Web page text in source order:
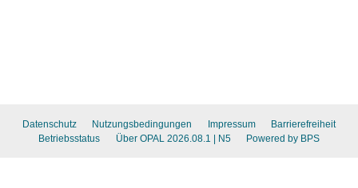
Datenschutz Nutzungsbedingungen Impressum
Barrierefreiheit
Betriebsstatus
Über OPAL 2026.08.1 | N5 Powered by BPS